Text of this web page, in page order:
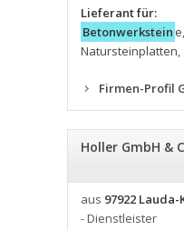
Lieferant für:
Betonwerkstein e,
Natursteinplatten,
Firmen-Profil
Holler GmbH &
aus 97922
- Dienstleister